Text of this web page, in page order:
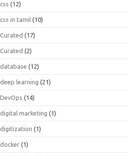
css (12)
css in tamil (10)
Curated (17)
Curated (2)
database (12)
deep learning (21)
DevOps (14)
digital marketing (1)
digitization (1)
docker (1)